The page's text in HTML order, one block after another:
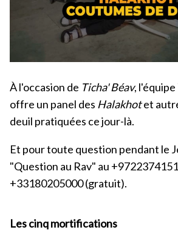
À l'occasion de Ticha' Béav,
offre un panel des Halakhotet
deuil pratiquées ce jour-là.
Et pour toute question pendant le
"Question au Rav" au
+33180205000 (gratuit).
Les cinq mortifications